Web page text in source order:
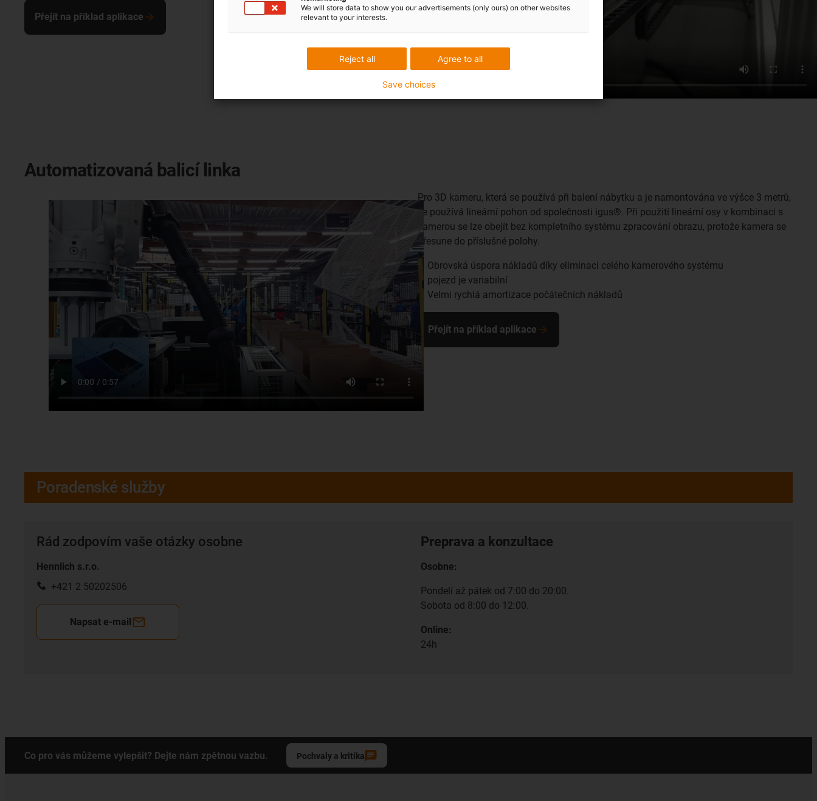
Přejít na příklad aplikace
Automatizovaná balicí linka
Pro 3D kameru, která se používá při balení nábytku a je namontována ve výšce 3 metrů,
se používá lineární pohon od společnosti igus®. Při použití lineární osy v kombinaci s
kamerou se lze obejít bez kompletního systému zpracování obrazu, protože kamera se
přesune do příslušné polohy.
Obrovská úspora nákladů díky eliminaci celého kamerového systému
pojezd je variabilní
Velmi rychlá amortizace počátečních nákladů
Přejít na příklad aplikace
Poradenské služby
Rád zodpovím vaše otázky osobne
Hennlich s.r.o.
+421 2 50202506
Napsat e-mail
Preprava a konzultace
Osobne:
Pondelí až pátek od 7:00 do 20:00.
Sobota od 8:00 do 12:00.
Online:
24h
Co pro vás můžeme vylepšit? Dejte nám zpětnou vazbu. Pochvaly a kritika
We will store data to show you our advertisements (only ours) on other websites
relevant to your interests.
Agree to all
Reject all
Save choices